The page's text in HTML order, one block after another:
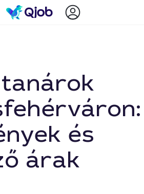
és
árak